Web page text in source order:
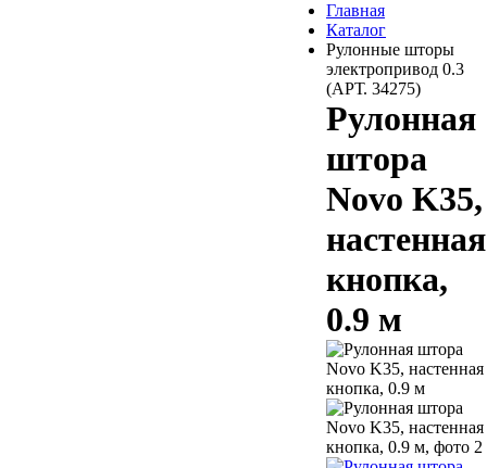
Главная
Каталог
Рулонные шторы
электропривод 0.3
(АРТ. 34275)
Рулонная
штора
Novo K35,
настенная
кнопка,
0.9 м